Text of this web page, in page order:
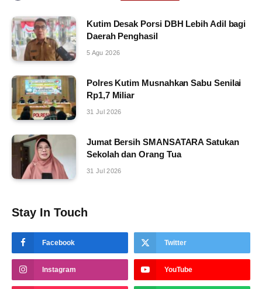
Kutim Desak Porsi DBH Lebih Adil bagi
Daerah Penghasil
5 Agu 2026
Polres Kutim Musnahkan Sabu Senilai
Rp1,7 Miliar
31 Jul 2026
Jumat Bersih SMANSATARA Satukan
Sekolah dan Orang Tua
31 Jul 2026
Stay In Touch
Facebook Twitter
Instagram YouTube